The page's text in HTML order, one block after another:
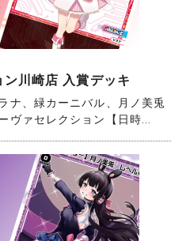
川崎店 入賞デッキ
ナ、緑カーニバル、月ノ美兎
ヴァセレクション【日時...